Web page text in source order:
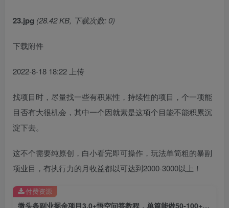
23.jpg (28.42 KB, 下载次数: 0)
下载附件
2022-8-18 18:22 上传
找项目时，尽量找一些有积累性，持续性的项目，个一项能
目否有大很机会，其中一个因就素是这项个目能不能积累沉
淀下去。
这不个需要纯原创，白小看完即可操作，玩法单简粗的暴副
项业目，有执行力的月收益都以可达到2000-3000以上！
微头条副业掘金项目3.0+悟空问答教程，单篇能做50-100+收益
付费资源